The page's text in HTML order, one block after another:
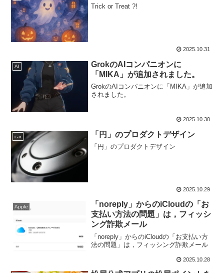
Trick or Treat ?!
2025.10.31
AI
GrokのAIコンパニオンに
「MIKA」が追加されました。
GrokのAIコンパニオンに「MIKA」が追加
されました。
2025.10.30
car 「円」のプロダクトデザイン
「円」のプロダクトデザイン
2025.10.29
Apple
「noreply」からのiCloudの「お
支払い方法の問題」は，フィッシ
ング詐欺メール
「noreply」からのiCloudの「お支払い方
法の問題」は，フィッシング詐欺メール
2025.10.28